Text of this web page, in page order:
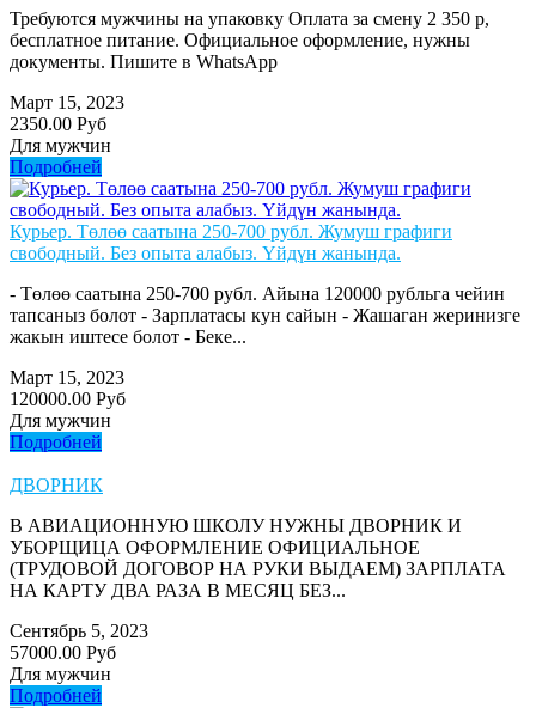
Требуются мужчины на упаковку Оплата за смену 2 350 р,
бесплатное питание. Официальное оформление, нужны
документы. Пишите в WhatsApp
Март 15, 2023
2350.00 Руб
Для мужчин
Подробней
Курьер. Төлөө саатына 250-700 рубл. Жумуш графиги
свободный. Без опыта алабыз. Үйдүн жанында.
- Төлөө саатына 250-700 рубл. Айына 120000 рубльга чейин
тапсаныз болот - Зарплатасы кун сайын - Жашаган жеринизге
жакын иштесе болот - Беке...
Март 15, 2023
120000.00 Руб
Для мужчин
Подробней
ДВОРНИК
В АВИАЦИОННУЮ ШКОЛУ НУЖНЫ ДВОРНИК И
УБОРЩИЦА ОФОРМЛЕНИЕ ОФИЦИАЛЬНОЕ
(ТРУДОВОЙ ДОГОВОР НА РУКИ ВЫДАЕМ) ЗАРПЛАТА
НА КАРТУ ДВА РАЗА В МЕСЯЦ БЕЗ...
Сентябрь 5, 2023
57000.00 Руб
Для мужчин
Подробней